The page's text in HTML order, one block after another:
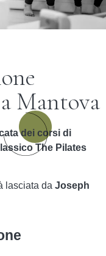
Mantova
dei corsi di
The Pilates
lasciata da Joseph